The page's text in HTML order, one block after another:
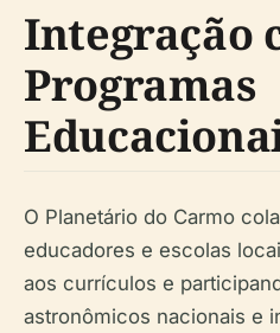
Integração
Programas
O Planetário do Carmo
educadores e escolas
aos currículos e
astronômicos nacionais e